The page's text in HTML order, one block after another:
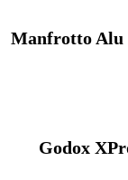
Manfrotto Alu
Godox